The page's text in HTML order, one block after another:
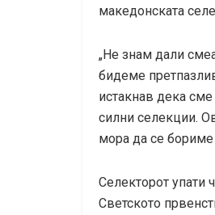
македонската
„Не знам дали
бидеме
истакнав дека
силни селекции.
мора да се бориме
Селекторот упати
Светското